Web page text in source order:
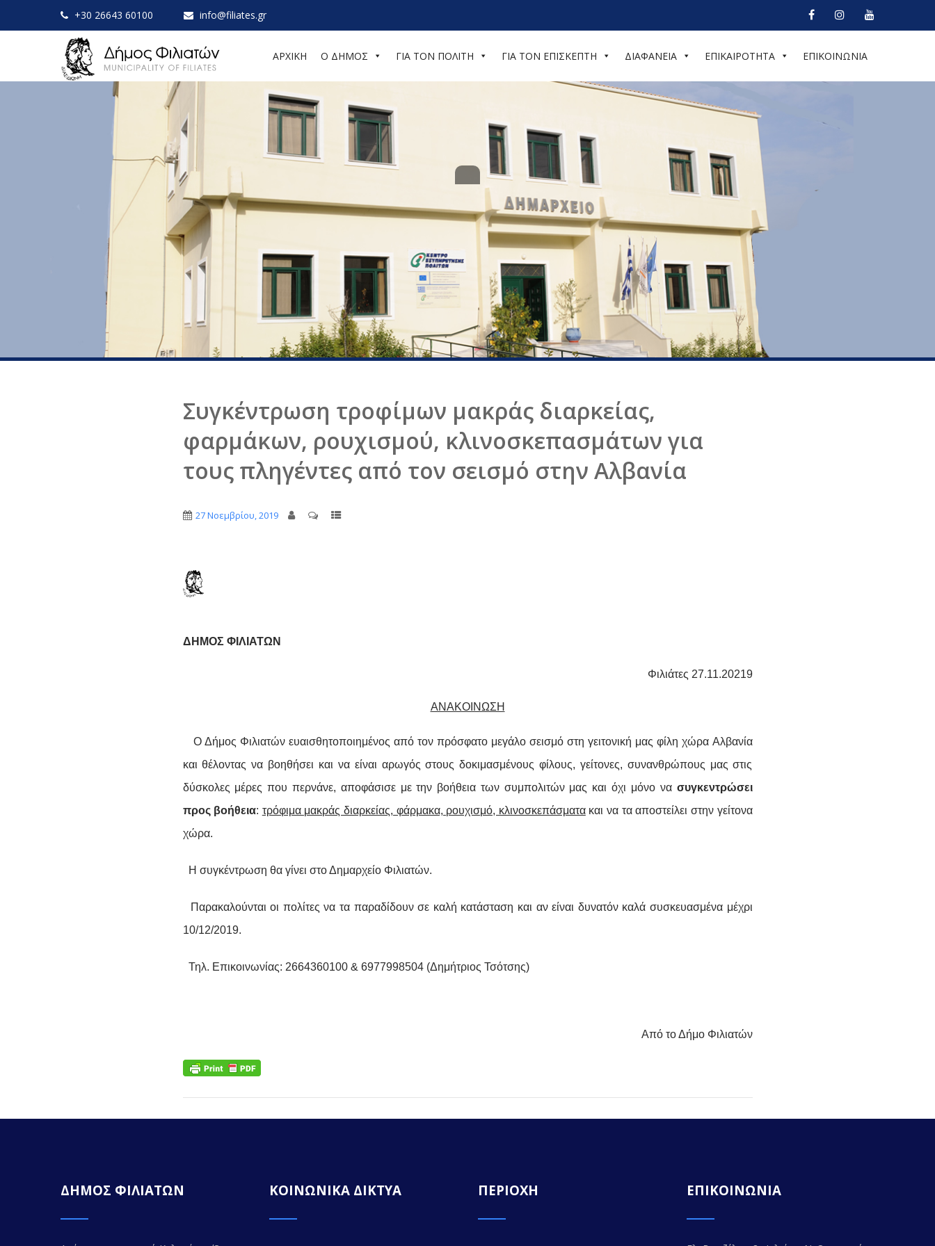
+30 26643 60100 info@filiates.gr
ΑΡΧΙΚΗ Ο ΔΗΜΟΣ ΓΙΑ ΤΟΝ ΠΟΛΙΤΗ ΓΙΑ ΤΟΝ ΕΠΙΣΚΕΠΤΗ ΔΙΑΦΑΝΕΙΑ ΕΠΙΚΑΙΡΟΤΗΤΑ ΕΠΙΚΟΙΝΩΝΙΑ
Συγκέντρωση τροφίμων μακράς διαρκείας,
φαρμάκων, ρουχισμού, κλινοσκεπασμάτων για
τους πληγέντες από τον σεισμό στην Αλβανία
27 Νοεμβρίου, 2019
ΔΗΜΟΣ ΦΙΛΙΑΤΩΝ
Φιλιάτες 27.11.20219
ΑΝΑΚΟΙΝΩΣΗ
Ο Δήμος Φιλιατών ευαισθητοποιημένος από τον πρόσφατο μεγάλο σεισμό στη γειτονική μας φίλη χώρα Αλβανία
και θέλοντας να βοηθήσει και να είναι αρωγός στους δοκιμασμένους φίλους, γείτονες, συνανθρώπους μας στις
δύσκολες μέρες που περνάνε, αποφάσισε με την βοήθεια των συμπολιτών μας και όχι μόνο να συγκεντρώσει
προς βοήθεια: τρόφιμα μακράς διαρκείας, φάρμακα, ρουχισμό, κλινοσκεπάσματακαι να τα αποστείλει στην γείτονα
χώρα.
Η συγκέντρωση θα γίνει στο Δημαρχείο Φιλιατών.
Παρακαλούνται οι πολίτες να τα παραδίδουν σε καλή κατάσταση και αν είναι δυνατόν καλά συσκευασμένα μέχρι
10/12/2019.
Τηλ. Επικοινωνίας: 2664360100 & 6977998504 (Δημήτριος Τσότσης)
Από το Δήμο Φιλιατών
ΔΗΜΟΣ ΦΙΛΙΑΤΩΝ ΚΟΙΝΩΝΙΚΑ ΔΙΚΤΥΑ ΠΕΡΙΟΧΗ ΕΠΙΚΟΙΝΩΝΙΑ